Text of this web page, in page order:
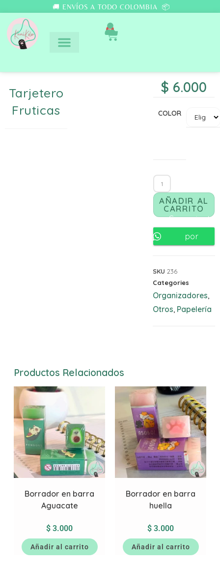
🚚 ENVÍOS A TODO COLOMBIA 📦
0
Tarjetero
Fruticas
$ 6.000
COLOR
AÑADIR AL
CARRITO
Comunicate
por
SKU 236
Categories
Organizadores
Otros Papelería
Productos Relacionados
Borrador en barra
Aguacate
$ 3.000
Añadir al carrito
Borrador en barra
huella
$ 3.000
Añadir al carrito